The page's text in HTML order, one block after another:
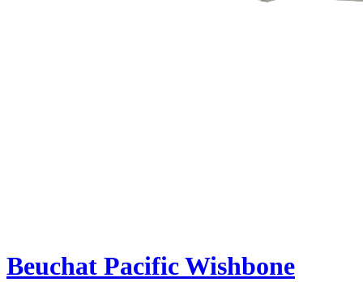
Beuchat Pacific Wishbone